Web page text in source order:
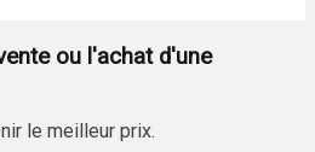
ou l'achat d'une
le meilleur prix.